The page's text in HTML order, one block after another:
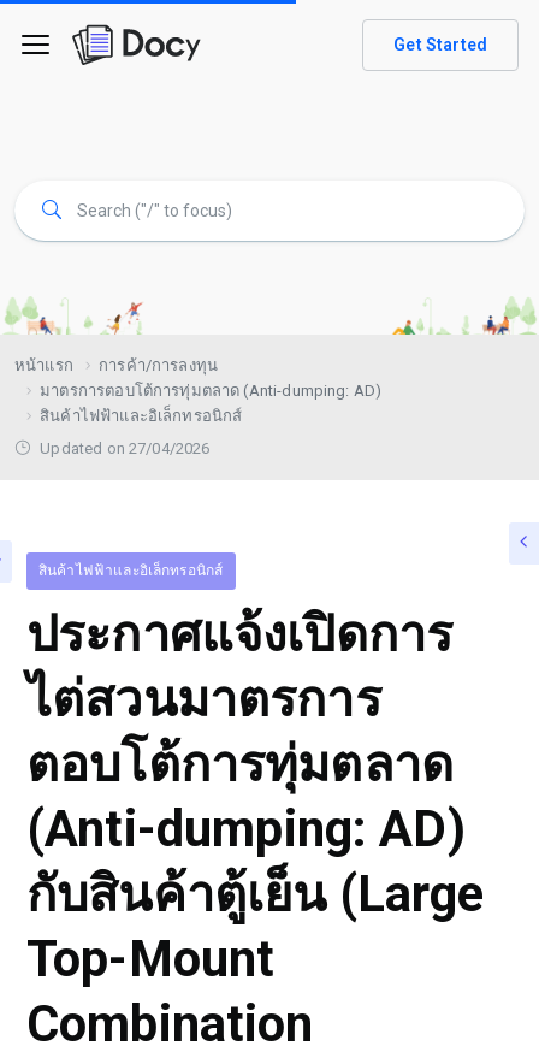
Get Started
หน้าแรก
การค้า/การลงทุน
มาตรการตอบโต้การทุ่มตลาด (Anti-dumping: AD)
สินค้าไฟฟ้าและอิเล็กทรอนิกส์
Updated on 27/04/2026
สินค้าไฟฟ้าและอิเล็กทรอนิกส์
ประกาศแจ้งเปิดการ
ไต่สวนมาตรการ
ตอบโต้การทุ่มตลาด
(Anti-dumping: AD)
กับสินค้าตู้เย็น (Large
Top-Mount
Combination